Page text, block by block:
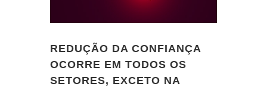
REDUÇÃO DA CONFIANÇA
OCORRE EM TODOS OS
SETORES, EXCETO NA